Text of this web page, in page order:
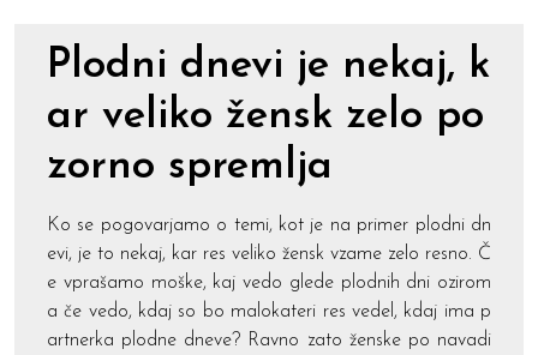
Plodni dnevi je nekaj, k
ar veliko žensk zelo po
zorno spremlja
Ko se pogovarjamo o temi, kot je na primer plodni dn
evi, je to nekaj, kar res veliko žensk vzame zelo resno. Č
e vprašamo moške, kaj vedo glede plodnih dni ozirom
a če vedo, kdaj so bo malokateri res vedel, kdaj ima p
artnerka plodne dneve? Ravno zato ženske po navadi